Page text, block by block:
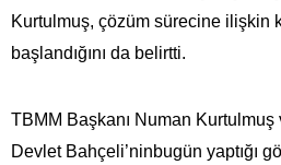
Kurtulmuş, çözüm sürecine ilişkin
başlandığını da belirtti.
TBMM Başkanı Numan Kurtulmuş
Devlet Bahçeli’ninbugün yaptığı